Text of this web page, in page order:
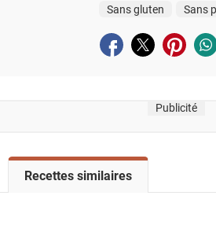
rouges, mais la couleur ne sera
Sans gluten Sans
Partager surPartager sur
Partager
Publicité
o
Recettes similaires